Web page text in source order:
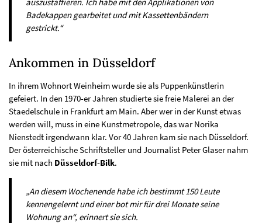
Badekappen gearbeitet und mit Kassettenbändern
gestrickt.“
Ankommen in Düsseldorf
In ihrem Wohnort Weinheim wurde sie als Puppenkünstlerin
gefeiert. In den 1970-er Jahren studierte sie freie Malerei an der
Staedelschule in Frankfurt am Main. Aber wer in der Kunst etwas
werden will, muss in eine Kunstmetropole, das war Norika
Nienstedt irgendwann klar. Vor 40 Jahren kam sie nach Düsseldorf.
Der österreichische Schriftsteller und Journalist Peter Glaser nahm
sie mit nach Düsseldorf-Bilk.
„An diesem Wochenende habe ich bestimmt 150 Leute
kennengelernt und einer bot mir für drei Monate seine
Wohnung an“, erinnert sie sich.